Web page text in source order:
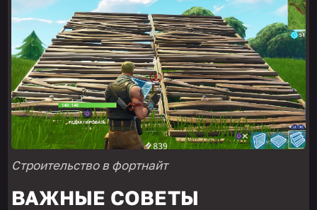
Строительство в фортнайт
ВАЖНЫЕ СОВЕТЫ